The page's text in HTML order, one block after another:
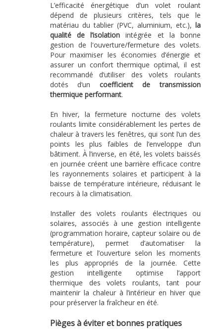
L’efficacité énergétique d’un volet roulant
dépend de plusieurs critères, tels que le
matériau du tablier (PVC, aluminium, etc.), la
qualité de l’isolation intégrée et la bonne
gestion de l'ouverture/fermeture des volets.
Pour maximiser les économies d’énergie et
assurer un confort thermique optimal, il est
recommandé d’utiliser des volets roulants
dotés d’un coefficient de transmission
thermique performant.
En hiver, la fermeture nocturne des volets
roulants limite considérablement les pertes de
chaleur à travers les fenêtres, qui sont l’un des
points les plus faibles de l’enveloppe d’un
bâtiment. À l’inverse, en été, les volets baissés
en journée créent une barrière efficace contre
les rayonnements solaires et participent à la
baisse de température intérieure, réduisant le
recours à la climatisation.
Installer des volets roulants électriques ou
solaires, associés à une gestion intelligente
(programmation horaire, capteur solaire ou de
température), permet d’automatiser la
fermeture et l’ouverture selon les moments
les plus appropriés de la journée. Cette
gestion intelligente optimise l’apport
thermique des volets roulants, tant pour
maintenir la chaleur à l’intérieur en hiver que
pour préserver la fraîcheur en été.
Pièges à éviter et bonnes pratiques